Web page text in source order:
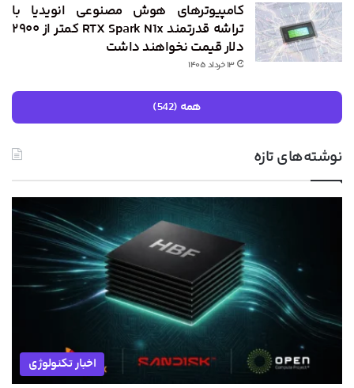
کامپیوترهای هوش مصنوعی انویدیا با
تراشه قدرتمند RTX Spark N1x کمتر از ۲۹۰۰
دلار قیمت نخواهند داشت
۱۳ خرداد ۱۴۰۵
همه (542)
نوشته‌های تازه
اخبار تکنولوژی